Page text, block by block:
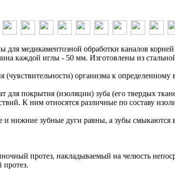
для медикаментозной обработки каналов
каждой иглы - 50 мм. Изготовлены из
(чувствительности) организма к определенному
для покрытия (изоляции) зуба (его твердых
К ним относятся различные по составу
и нижние зубные дуги равны, а зубы смыкаются
протез, накладываемый на челюсть
протез.